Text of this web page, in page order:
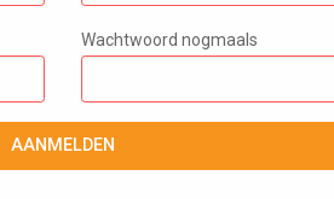
Wachtwoord nogmaals
AANMELDEN